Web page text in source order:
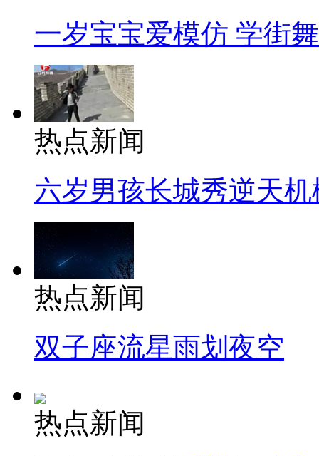
一岁宝宝爱模仿 学街
热点新闻
六岁男孩长城秀逆天机
热点新闻
双子座流星雨划夜空
热点新闻